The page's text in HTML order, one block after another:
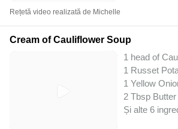
Rețetă video realizată de Michelle
Cream of Cauliflower Soup
1 head of
1 Russet
1 Yellow
2 Tbsp Butter
Și alte 6